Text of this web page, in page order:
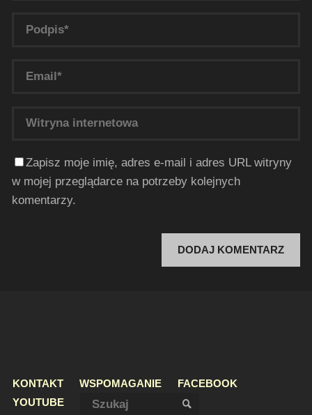
Zapisz moje imię, adres e-mail i adres URL witryny
w mojej przeglądarce na potrzeby kolejnych
komentarzy.
KONTAKT WSPOMAGANIE
FACEBOOK
YOUTUBE
SZUKAJ